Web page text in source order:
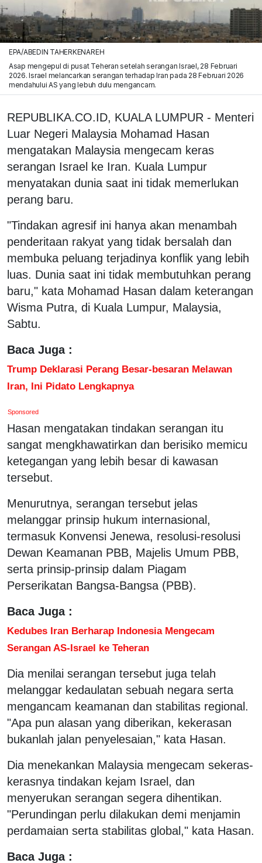
EPA/ABEDIN TAHERKENAREH
Asap mengepul di pusat Teheran setelah serangan Israel, 28 Februari
2026. Israel melancarkan serangan terhadap Iran pada 28 Februari 2026
mendahului AS yang lebuh dulu mengancam.
REPUBLIKA.CO.ID, KUALA LUMPUR - Menteri
Luar Negeri Malaysia Mohamad Hasan
mengatakan Malaysia mengecam keras
serangan Israel ke Iran. Kuala Lumpur
menyatakan dunia saat ini tidak memerlukan
perang baru.
"Tindakan agresif ini hanya akan menambah
penderitaan rakyat yang tidak bersalah dan
membuka peluang terjadinya konflik yang lebih
luas. Dunia saat ini tidak membutuhkan perang
baru," kata Mohamad Hasan dalam keterangan
Wisma Putra, di Kuala Lumpur, Malaysia,
Sabtu.
Baca Juga :
Trump Deklarasi Perang Besar-besaran Melawan
Iran, Ini Pidato Lengkapnya
Sponsored
Hasan mengatakan tindakan serangan itu
sangat mengkhawatirkan dan berisiko memicu
ketegangan yang lebih besar di kawasan
tersebut.
Menurutnya, serangan tersebut jelas
melanggar prinsip hukum internasional,
termasuk Konvensi Jenewa, resolusi-resolusi
Dewan Keamanan PBB, Majelis Umum PBB,
serta prinsip-prinsip dalam Piagam
Perserikatan Bangsa-Bangsa (PBB).
Baca Juga :
Kedubes Iran Berharap Indonesia Mengecam
Serangan AS-Israel ke Teheran
Dia menilai serangan tersebut juga telah
melanggar kedaulatan sebuah negara serta
mengancam keamanan dan stabilitas regional.
"Apa pun alasan yang diberikan, kekerasan
bukanlah jalan penyelesaian," kata Hasan.
Dia menekankan Malaysia mengecam sekeras-
kerasnya tindakan kejam Israel, dan
menyerukan serangan segera dihentikan.
"Perundingan perlu dilakukan demi menjamin
perdamaian serta stabilitas global," kata Hasan.
Baca Juga :